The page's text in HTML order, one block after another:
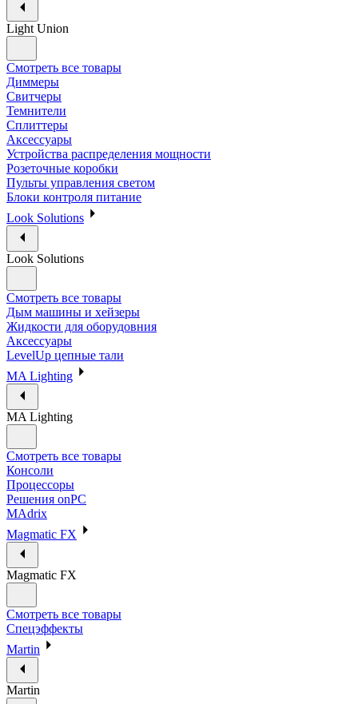
Light Union
Смотреть все товары
Диммеры
Свитчеры
Темнители
Сплиттеры
Аксессуары
Устройства распределения мощности
Розеточные коробки
Пульты управления светом
Блоки контроля питание
Look Solutions
Look Solutions
Смотреть все товары
Дым машины и хейзеры
Жидкости для оборудовния
Аксессуары
LevelUp цепные тали
MA Lighting
MA Lighting
Смотреть все товары
Консоли
Процессоры
Решения onPC
MAdrix
Magmatic FX
Magmatic FX
Смотреть все товары
Спецэффекты
Martin
Martin